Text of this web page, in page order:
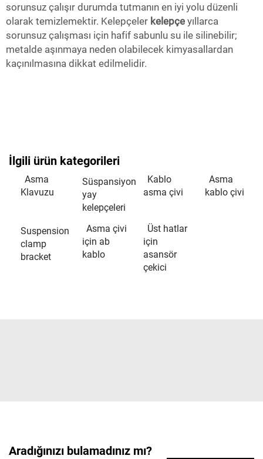
sorunsuz çalışır durumda tutmanın en iyi yolu düzenli
olarak temizlemektir. Kelepçeler kelepçe yıllarca
sorunsuz çalışması için hafif sabunlu su ile silinebilir;
metalde aşınmaya neden olabilecek kimyasallardan
kaçınılmasına dikkat edilmelidir.
İlgili ürün kategorileri
Asma
Klavuzu
Süspansiyon
yay
kelepçeleri
Kablo
asma çivi
Asma
kablo çivi
Suspension
clamp
bracket
Asma çivi
için ab
kablo
Üst hatlar
için
asansör
çekici
Aradığınızı bulamadınız mı?